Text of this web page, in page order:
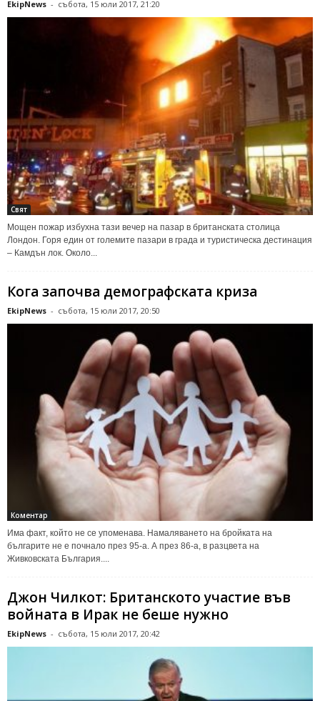
EkipNews - събота, 15 юли 2017, 21:20
Свят
Мощен пожар избухна тази вечер на пазар в британската столица
Лондон. Горя един от големите пазари в града и туристическа дестинация
– Камдън лок. Около...
Кога започва демографската криза
EkipNews - събота, 15 юли 2017, 20:50
Коментар
Има факт, който не се упоменава. Намаляването на бройката на
българите не е почнало през 95-а. А през 86-а, в разцвета на
Живковската България....
Джон Чилкот: Британското участие във
войната в Ирак не беше нужно
EkipNews - събота, 15 юли 2017, 20:42